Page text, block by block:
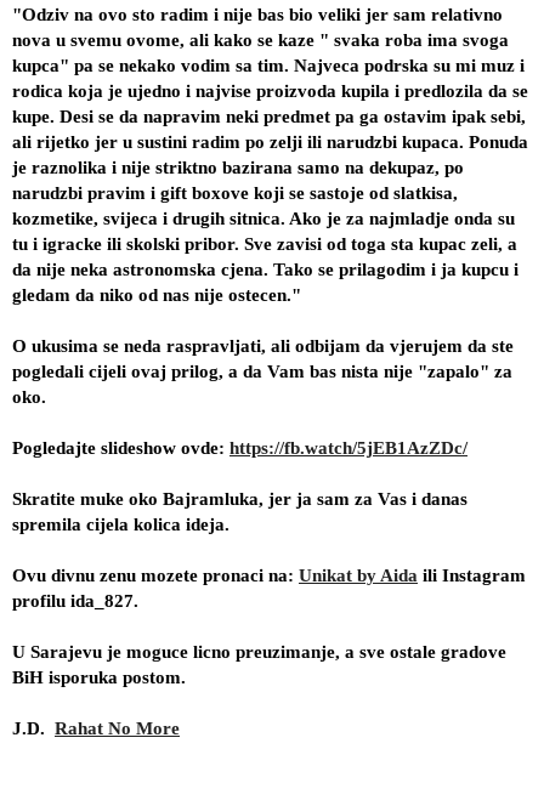
"Odziv na ovo sto radim i nije bas bio veliki jer sam relativno
nova u svemu ovome, ali kako se kaze " svaka roba ima svoga
kupca" pa se nekako vodim sa tim. Najveca podrska su mi muz i
rodica koja je ujedno i najvise proizvoda kupila i predlozila da se
kupe. Desi se da napravim neki predmet pa ga ostavim ipak sebi,
ali rijetko jer u sustini radim po zelji ili narudzbi kupaca. Ponuda
je raznolika i nije striktno bazirana samo na dekupaz, po
narudzbi pravim i gift boxove koji se sastoje od slatkisa,
kozmetike, svijeca i drugih sitnica. Ako je za najmladje onda su
tu i igracke ili skolski pribor. Sve zavisi od toga sta kupac zeli, a
da nije neka astronomska cjena. Tako se prilagodim i ja kupcu i
gledam da niko od nas nije ostecen."
O ukusima se neda raspravljati, ali odbijam da vjerujem da ste
pogledali cijeli ovaj prilog, a da Vam bas nista nije "zapalo" za
oko.
Pogledajte slideshow ovde: https://fb.watch/5jEB1AzZDc/
Skratite muke oko Bajramluka, jer ja sam za Vas i danas
spremila cijela kolica ideja.
Ovu divnu zenu mozete pronaci na: Unikat by Aida ili Instagram
profilu ida_827.
U Sarajevu je moguce licno preuzimanje, a sve ostale gradove
BiH isporuka postom.
J.D. Rahat No More